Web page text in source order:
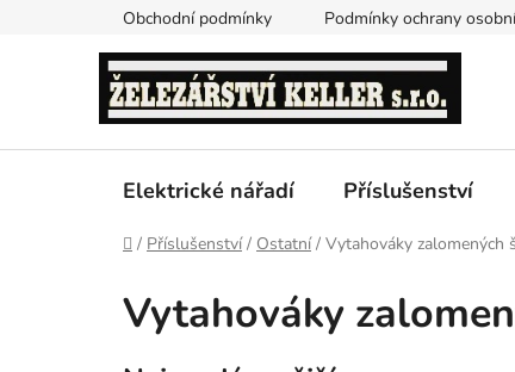
Obchodní podmínky Podmínky ochrany
Elektrické nářadí Příslušenství
Domů
/ Příslušenství / Ostatní / Vytahováky zalomených
Vytahováky